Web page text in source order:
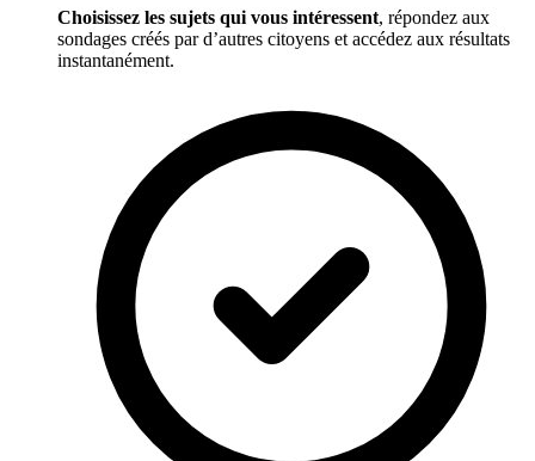
Choisissez les sujets qui vous intéressent, répondez aux
sondages créés par d’autres citoyens et accédez aux résultats
instantanément.